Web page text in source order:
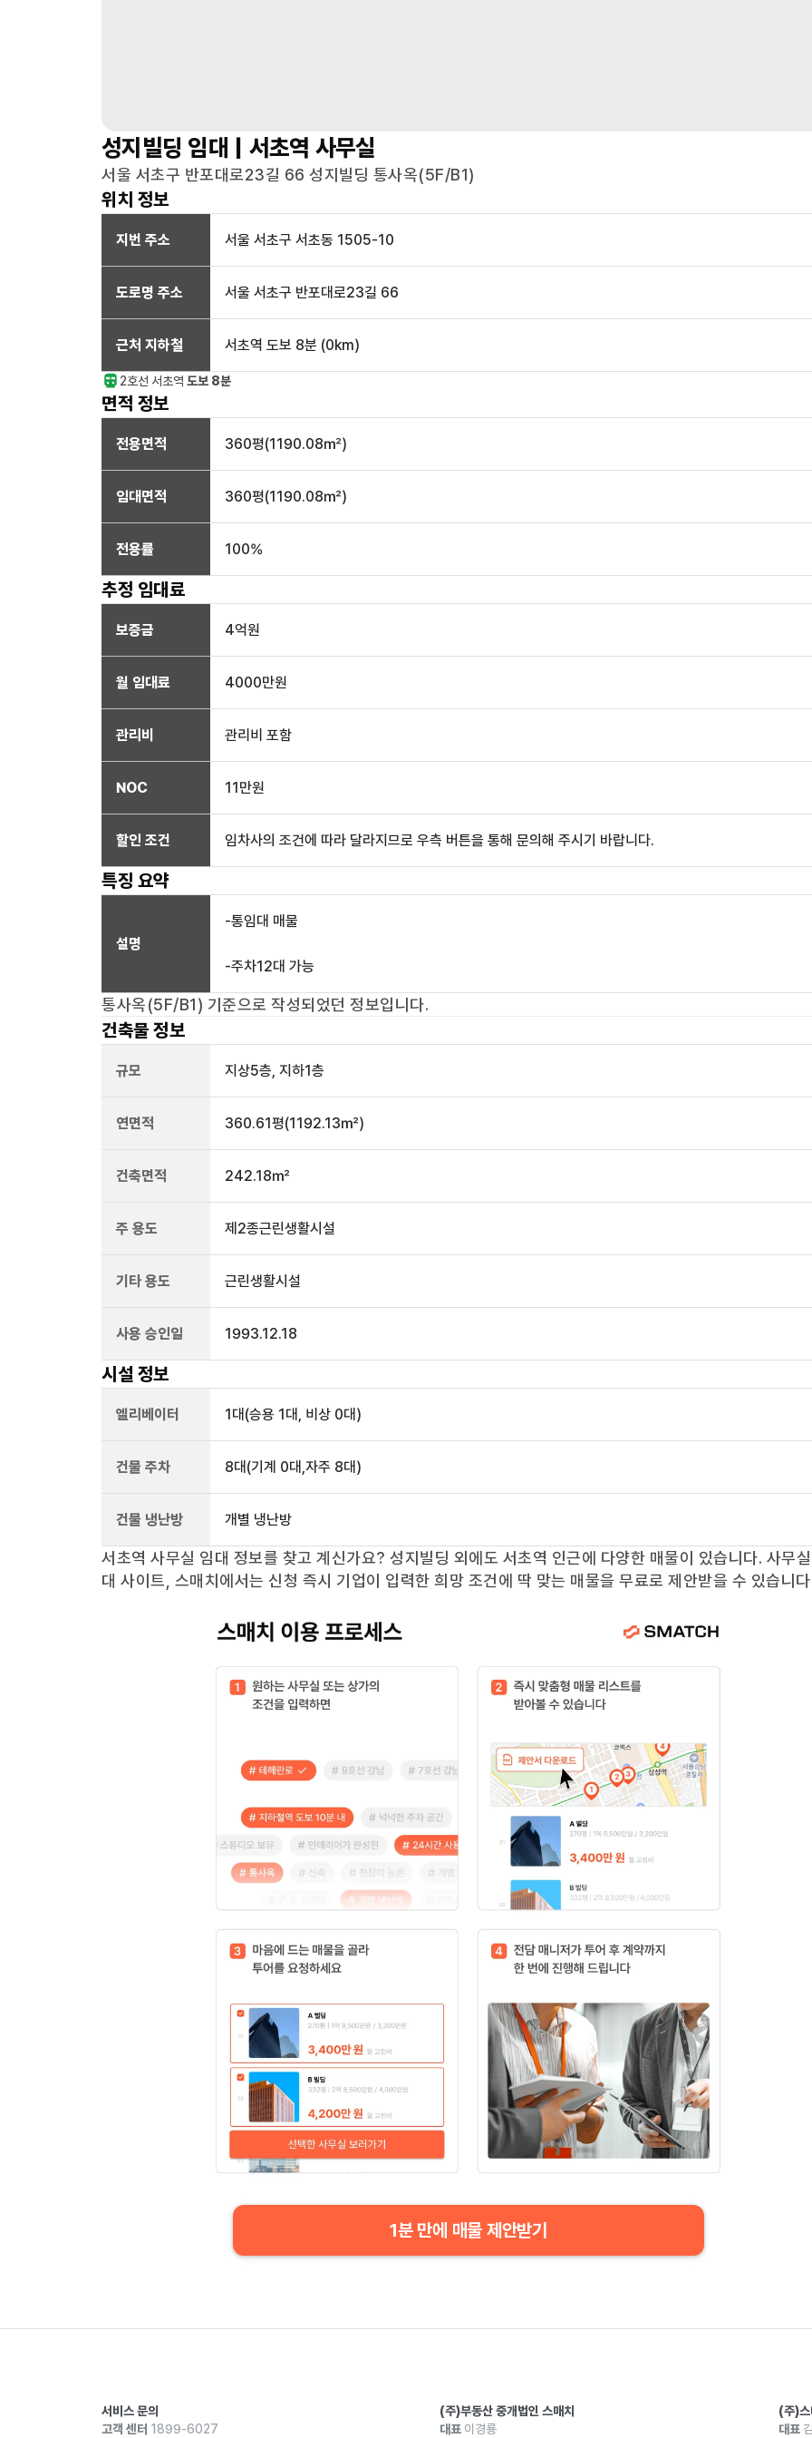
성지빌딩 임대 | 서초역 사무실
서울 서초구 반포대로23길 66 성지빌딩 통사옥(5F/B1)
위치 정보
지번 주소 서울 서초구 서초동 1505-10
도로명 주소 서울 서초구 반포대로23길 66
근처 지하철 서초역 도보 8분 (0km)
2호선 서초역 도보 8분
면적 정보
전용면적 360평(1190.08㎡)
임대면적 360평(1190.08㎡)
전용률 100%
추정 임대료
보증금 4억원
월 임대료 4000만원
관리비 관리비 포함
NOC 11만원
할인 조건 임차사의 조건에 따라 달라지므로 우측 버튼을 통해 문의해 주시기 바랍니다.
특징 요약
설명
-통임대 매물
-주차12대 가능
통사옥(5F/B1) 기준으로 작성되었던 정보입니다.
건축물 정보
규모 지상5층, 지하1층
연면적 360.61평(1192.13㎡)
건축면적 242.18㎡
주 용도 제2종근린생활시설
기타 용도 근린생활시설
사용 승인일 1993.12.18
시설 정보
엘리베이터 1대 (승용 1대, 비상 0대)
건물 주차 8대 (기계 0대,자주 8대)
건물 냉난방 개별 냉난방
서초역 사무실 임대 정보를 찾고 계신가요? 성지빌딩 외에도 서초역 인근에 다양한 매물이 있습니다. 사무
대 사이트, 스매치에서는 신청 즉시 기업이 입력한 희망 조건에 딱 맞는 매물을 무료로 제안받을 수 있습니
1분 만에 매물 제안받기
서비스 문의
고객 센터 1899-6027
(주)부동산 중개법인 스매치
대표 이경룡
(주)스
대표